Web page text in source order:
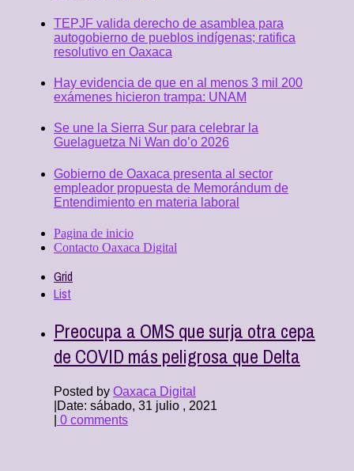
TEPJF valida derecho de asamblea para
autogobierno de pueblos indígenas; ratifica
resolutivo en Oaxaca
Hay evidencia de que en al menos 3 mil 200
exámenes hicieron trampa: UNAM
Se une la Sierra Sur para celebrar la
Guelaguetza Ni Wan do’o 2026
Gobierno de Oaxaca presenta al sector
empleador propuesta de Memorándum de
Entendimiento en materia laboral
Pagina de inicio
Contacto Oaxaca Digital
Grid
List
Preocupa a OMS que surja otra cepa
de COVID más peligrosa que Delta
Posted by Oaxaca Digital
Date: sábado, 31 julio , 2021
0 comments